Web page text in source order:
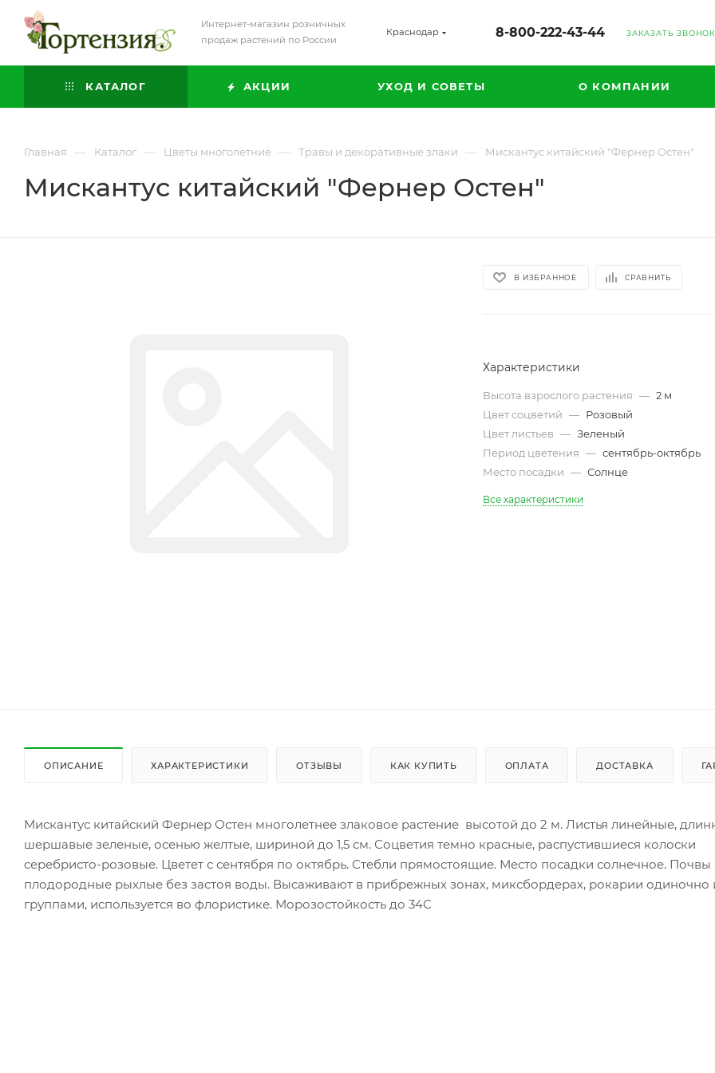
Интернет-магазин розничных
продаж растений по России
Краснодар 8-800-222-43-44 ЗАКАЗАТЬ ЗВОНОК
КАТАЛОГ АКЦИИ УХОД И СОВЕТЫ О КОМПАНИИ
Главная — Каталог — Цветы многолетние — Травы и декоративные злаки — Мискантус китайский "Фернер Остен"
Мискантус китайский "Фернер Остен"
В ИЗБРАННОЕ СРАВНИТЬ
Характеристики
Высота взрослого растения — 2 м
Цвет соцветий — Розовый
Цвет листьев — Зеленый
Период цветения — сентябрь-октябрь
Место посадки — Солнце
Все характеристики
ОПИСАНИЕ ХАРАКТЕРИСТИКИ ОТЗЫВЫ КАК КУПИТЬ ОПЛАТА ДОСТАВКА
Мискантус китайский Фернер Остен многолетнее злаковое растение высотой до 2 м. Листья линейные,
шершавые зеленые, осенью желтые, шириной до 1,5 см. Соцветия темно красные, распустившиеся колоски
серебристо-розовые. Цветет с сентября по октябрь. Стебли прямостоящие. Место посадки солнечное. Почвы
плодородные рыхлые без застоя воды. Высаживают в прибрежных зонах, миксбордерах, рокарии одиночно
группами, используется во флористике. Морозостойкость до 34С